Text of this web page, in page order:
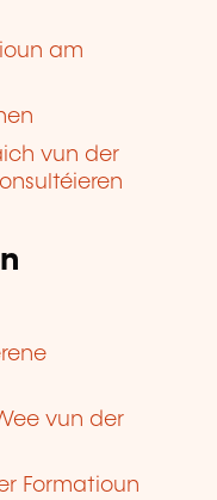
am
vun der
vun der
Formatioun